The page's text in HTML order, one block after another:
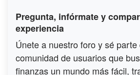
Pregunta, infórmate y
experiencia
Únete a nuestro foro y sé parte
comunidad de usuarios que
finanzas un mundo más fácil,